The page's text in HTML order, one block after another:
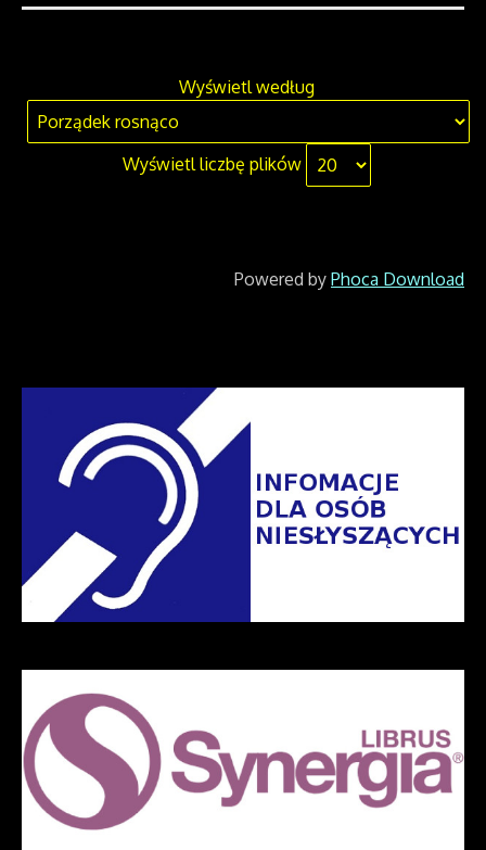
Wyświetl według
Wyświetl liczbę plików
Powered by Phoca Download